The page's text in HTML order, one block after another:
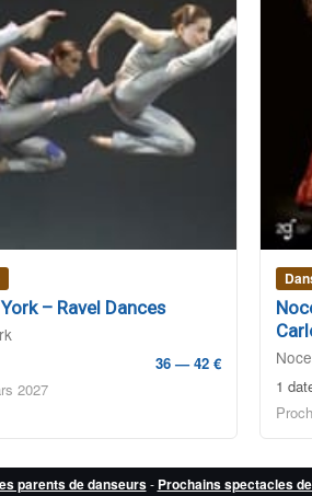
– Ravel Dances
36 — 42 €
2027
1
parents de danseurs- Prochains spectacles